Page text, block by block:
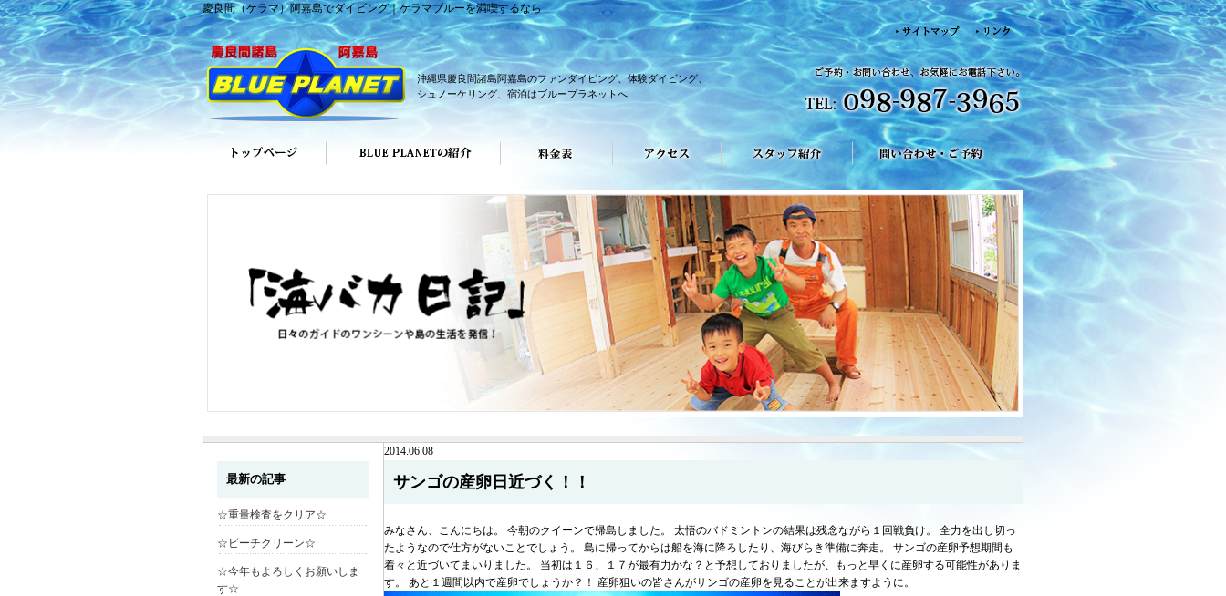
慶良間（ケラマ）阿嘉島でダイビング｜ケラマブルーを満喫するなら
沖縄県慶良間諸島阿嘉島のファンダイビング、体験ダイビング、
シュノーケリング、宿泊はブループラネットへ
最新の記事
☆重量検査をクリア☆
☆ビーチクリーン☆
☆今年もよろしくお願いしま
す☆
2014.06.08
サンゴの産卵日近づく！！
みなさん、こんにちは。 今朝のクイーンで帰島しました。 太悟のバドミントンの結果は残念ながら１回戦負け。 全力を出し切っ
たようなので仕方がないことでしょう。 島に帰ってからは船を海に降ろしたり、海びらき準備に奔走。 サンゴの産卵予想期間も
着々と近づいてまいりました。 当初は１６、１７が最有力かな？と予想しておりましたが、もっと早くに産卵する可能性がありま
す。 あと１週間以内で産卵でしょうか？！ 産卵狙いの皆さんがサンゴの産卵を見ることが出来ますように。